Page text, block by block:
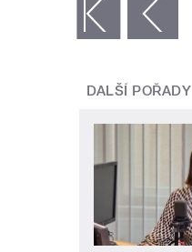
‹ předchozí
DALŠÍ POŘADY